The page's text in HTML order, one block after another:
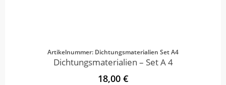
Artikelnummer: Dichtungsmaterialien Set A4
Dichtungsmaterialien – Set A 4
18,00 €